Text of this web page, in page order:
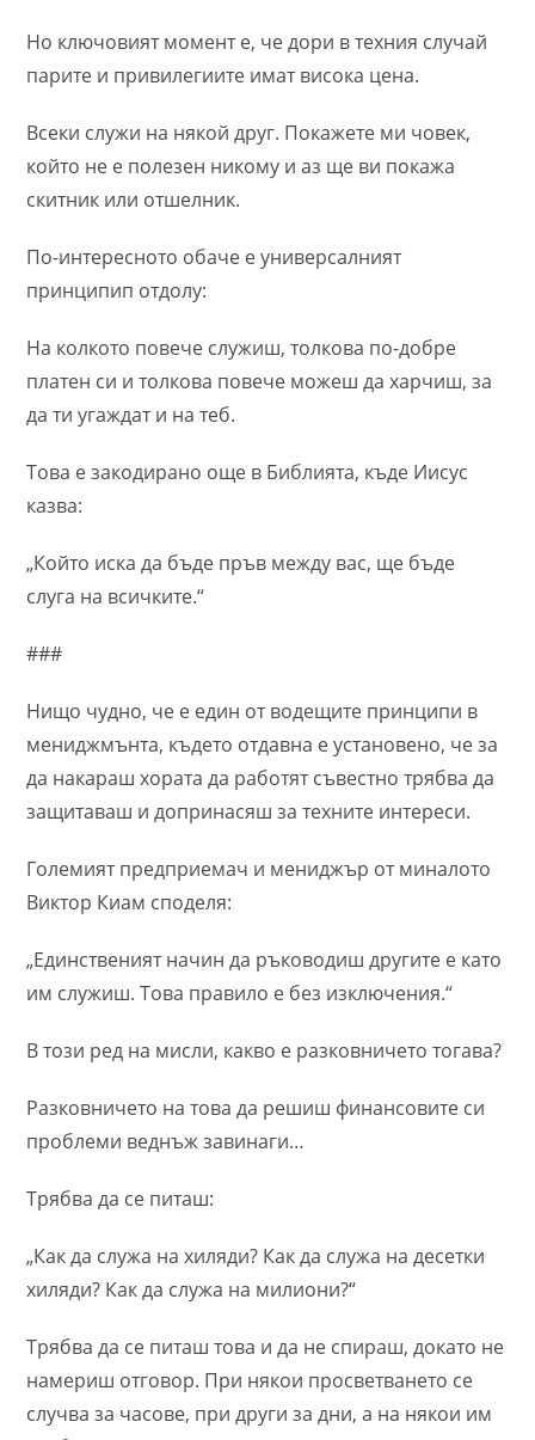
Но ключовият момент е, че дори в техния случай
парите и привилегиите имат висока цена.
Всеки служи на някой друг. Покажете ми човек,
който не е полезен никому и аз ще ви покажа
скитник или отшелник.
По-интересното обаче е универсалният
принципип отдолу:
На колкото повече служиш, толкова по-добре
платен си и толкова повече можеш да харчиш, за
да ти угаждат и на теб.
Това е закодирано още в Библията, къде Иисус
казва:
„Който иска да бъде пръв между вас, ще бъде
слуга на всичките.“
###
Нищо чудно, че е един от водещите принципи в
мениджмънта, където отдавна е установено, че за
да накараш хората да работят съвестно трябва да
защитаваш и допринасяш за техните интереси.
Големият предприемач и мениджър от миналото
Виктор Киам споделя:
„Единственият начин да ръководиш другите е като
им служиш. Това правило е без изключения.“
В този ред на мисли, какво е разковничето тогава?
Разковничето на това да решиш финансовите си
проблеми веднъж завинаги…
Трябва да се питаш:
„Как да служа на хиляди? Как да служа на десетки
хиляди? Как да служа на милиони?“
Трябва да се питаш това и да не спираш, докато не
намериш отговор. При някои просветването се
случва за часове, при други за дни, а на някои им